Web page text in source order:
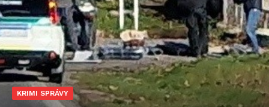
KRIMI SPRÁVY